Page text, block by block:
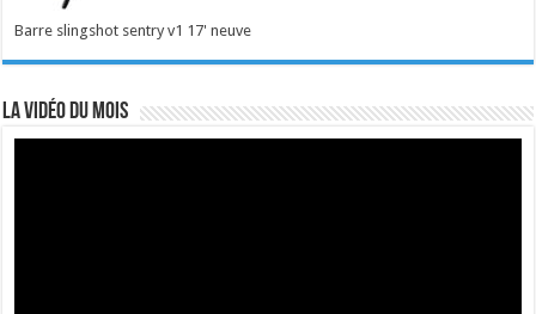
Barre slingshot sentry v1 17' neuve
La vidéo du mois